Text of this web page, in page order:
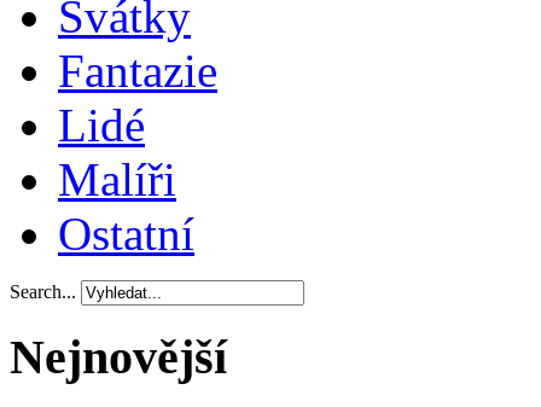
Svátky
Fantazie
Lidé
Malíři
Ostatní
Search...
Nejnovější